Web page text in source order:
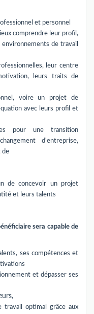
et personnel
comprendre leur profil,
de travail
leur centre
leurs traits de
voire un projet de
avec leurs profil et
pour une transition
d'entreprise,
de
de concevoir un projet
et leurs talents
sera capable de
ses compétences et
et dépasser ses
optimal grâce aux